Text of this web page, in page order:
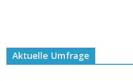
Aktuelle Umfrage